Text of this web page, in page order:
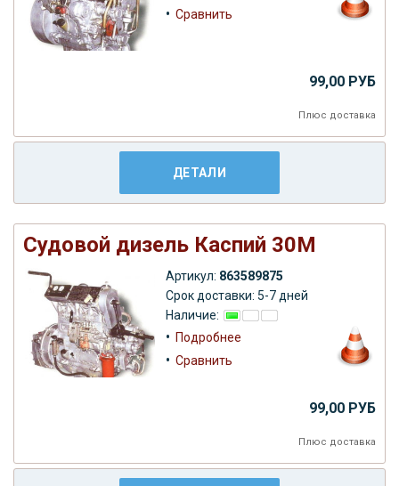
• Сравнить
99,00 РУБ
Плюс доставка
ДЕТАЛИ
Судовой дизель Каспий 30М
Артикул: 863589875
Срок доставки: 5-7 дней
Наличие:
• Подробнее
• Сравнить
99,00 РУБ
Плюс доставка